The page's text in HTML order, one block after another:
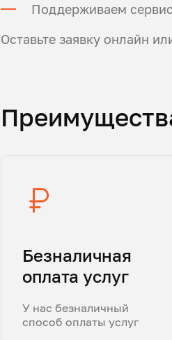
Поддерживаем
Оставьте заявку онлайн
Безналичная
оплата услуг
У нас безналичный
способ оплаты услуг